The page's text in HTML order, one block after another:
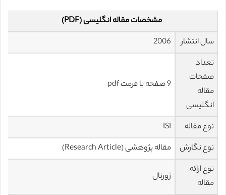
مشخصات مقاله انگلیسی (PDF)
سال انتشار
2006
تعداد
صفحات
مقاله
انگلیسی
9 صفحه با فرمت pdf
نوع مقاله
ISI
نوع نگارش
مقاله پژوهشی (Research Article)
نوع ارائه
مقاله
ژورنال